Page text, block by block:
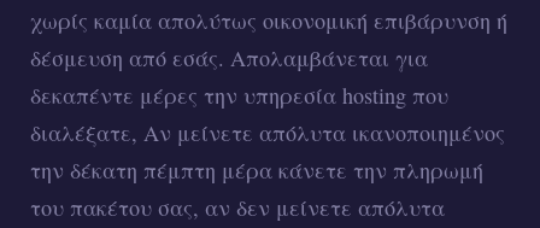
χωρίς καμία απολύτως οικονομική επιβάρυνση ή
δέσμευση από εσάς. Απολαμβάνεται για
δεκαπέντε μέρες την υπηρεσία hosting που
διαλέξατε, Αν μείνετε απόλυτα ικανοποιημένος
την δέκατη πέμπτη μέρα κάνετε την πληρωμή
του πακέτου σας, αν δεν μείνετε απόλυτα